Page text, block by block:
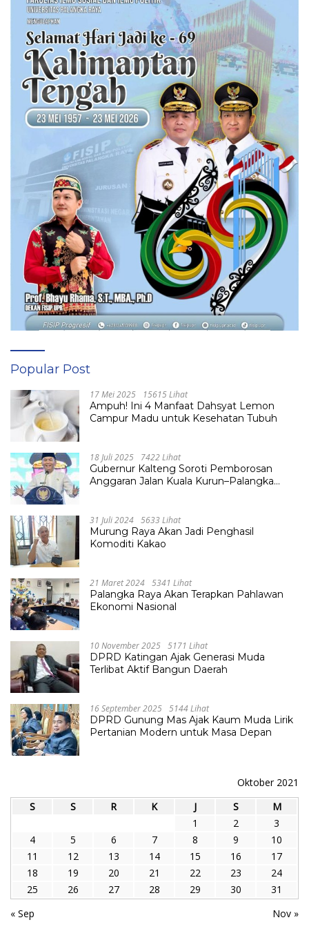
Popular Post
17 Mei 2025 15615 Lihat
Ampuh! Ini 4 Manfaat Dahsyat Lemon
Campur Madu untuk Kesehatan Tubuh
18 Juli 2025 7422 Lihat
Gubernur Kalteng Soroti Pemborosan
Anggaran Jalan Kuala Kurun–Palangka
31 Juli 2024 5633 Lihat
Murung Raya Akan Jadi Penghasil
Komoditi Kakao
21 Maret 2024 5341 Lihat
Palangka Raya Akan Terapkan Pahlawan
Ekonomi Nasional
10 November 2025 5171 Lihat
DPRD Katingan Ajak Generasi Muda
Terlibat Aktif Bangun Daerah
16 September 2025 5144 Lihat
DPRD Gunung Mas Ajak Kaum Muda Lirik
Pertanian Modern untuk Masa Depan
Oktober 2021
S
S R K J S
M
1
2
3
4
5 6 7 8 9
10
11
12 13 14 15 16
17
18
19 20 21 22 23
24
25
26 27 28 29 30
31
« Sep
Nov »